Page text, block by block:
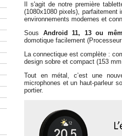
Il s'agit de notre première
(1080x1080 pixels), parfaitement
environnements modernes et
Sous Android 11, 13 ou
domotique facilement
La connectique est complète :
design sobre et compact (153
Tout en métal, c’est une
microphones et un haut-parleur
portier.